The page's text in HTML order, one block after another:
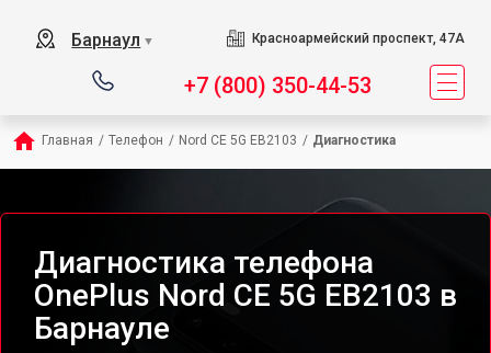
Барнаул ▼ Красноармейский проспект, 47А
+7 (800) 350-44-53
Главная / Телефон / Nord CE 5G EB2103 / Диагностика
Диагностика телефона
OnePlus Nord CE 5G EB2103 в
Барнауле